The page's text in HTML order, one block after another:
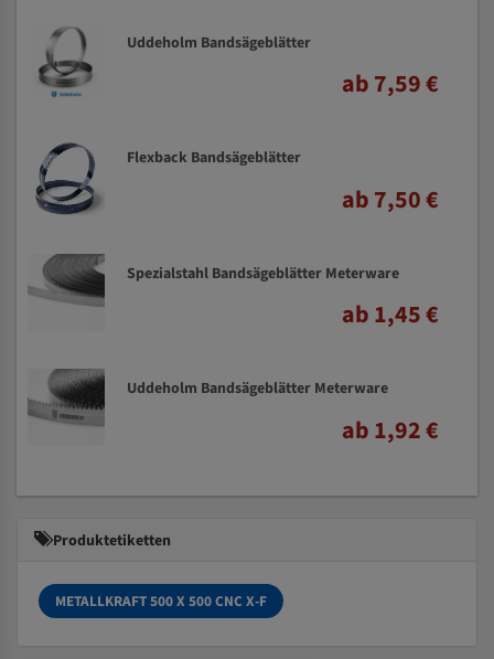
Uddeholm Bandsägeblätter
ab 7,59 €
Flexback Bandsägeblätter
ab 7,50 €
Spezialstahl Bandsägeblätter Meterware
ab 1,45 €
Uddeholm Bandsägeblätter Meterware
ab 1,92 €
Produktetiketten
METALLKRAFT 500 X 500 CNC X-F